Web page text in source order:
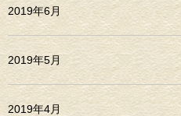
2019年6月
2019年5月
2019年4月